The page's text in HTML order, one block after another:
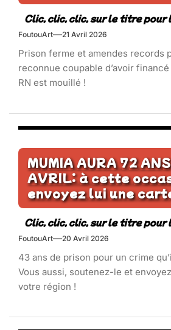
FoutouArt 21 Avril 2026
Prison ferme et amendes records
reconnue coupable d’avoir
RN est mouillé !
MUMIA AURA 72
AVRIL: à cette
envoyez lui une
FoutouArt 20 Avril 2026
43 ans de prison pour un crime
Vous aussi, soutenez-le et
votre région !